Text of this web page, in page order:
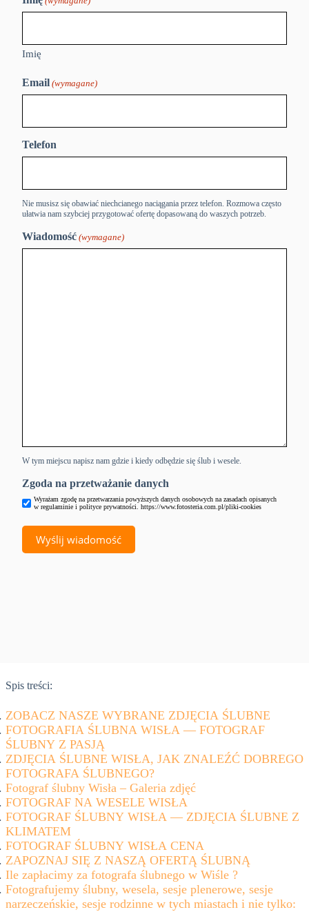
Imię
Email (wymagane)
Telefon
Nie musisz się obawiać niechcianego naciągania przez telefon. Rozmowa często
ułatwia nam szybciej przygotować ofertę dopasowaną do waszych potrzeb.
Wiadomość (wymagane)
W tym miejscu napisz nam gdzie i kiedy odbędzie się ślub i wesele.
Zgoda na przetważanie danych
Wyrażam zgodę na przetwarzania powyższych danych osobowych na zasadach opisanych
w regulaminie i polityce prywatności. https://www.fotosteria.com.pl/pliki-cookies
Spis treści:
ZOBACZ NASZE WYBRANE ZDJĘCIA ŚLUBNE
FOTOGRAFIA ŚLUBNA WISŁA — FOTOGRAF
ŚLUBNY Z PASJĄ
ZDJĘCIA ŚLUBNE WISŁA, JAK ZNALEŹĆ DOBREGO
FOTOGRAFA ŚLUBNEGO?
Fotograf ślubny Wisła – Galeria zdjęć
FOTOGRAF NA WESELE WISŁA
FOTOGRAF ŚLUBNY WISŁA — ZDJĘCIA ŚLUBNE Z
KLIMATEM
FOTOGRAF ŚLUBNY WISŁA CENA
ZAPOZNAJ SIĘ Z NASZĄ OFERTĄ ŚLUBNĄ
Ile zapłacimy za fotografa ślubnego w Wiśle ?
Fotografujemy ślubny, wesela, sesje plenerowe, sesje
narzeczeńskie, sesje rodzinne w tych miastach i nie tylko: